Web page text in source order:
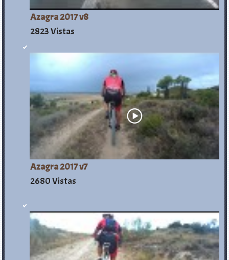
Azagra 2017 v8
2823 Vistas
Azagra 2017 v7
2680 Vistas